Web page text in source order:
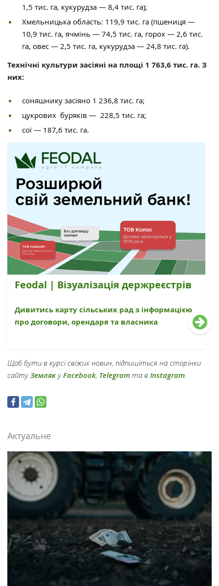
1,5 тис. га, кукурудза — 8,4 тис. га);
Хмельницька область: 119,9 тис. га (пшениця —
10,9 тис. га, ячмінь — 74,5 тис. га, горох — 2,6 тис.
га, овес — 2,5 тис. га, кукурудза — 24,8 тис. га).
Технічні культури засіяні на площі 1 763,6 тис. га. З
них:
соняшнику засіяно 1 236,8 тис. га;
цукрових буряків — 228,5 тис. га;
сої — 187,6 тис. га.
Feodal | Візуалізація держреєстрів
Дивитись карту сільських рад з інформацією
про договори, орендаря та власника
Щоб бути в курсі свіжих новин, підпишіться на сторінки
сайтуЗемлякуFacebook, Telegram та в Instagram.
Актуальне